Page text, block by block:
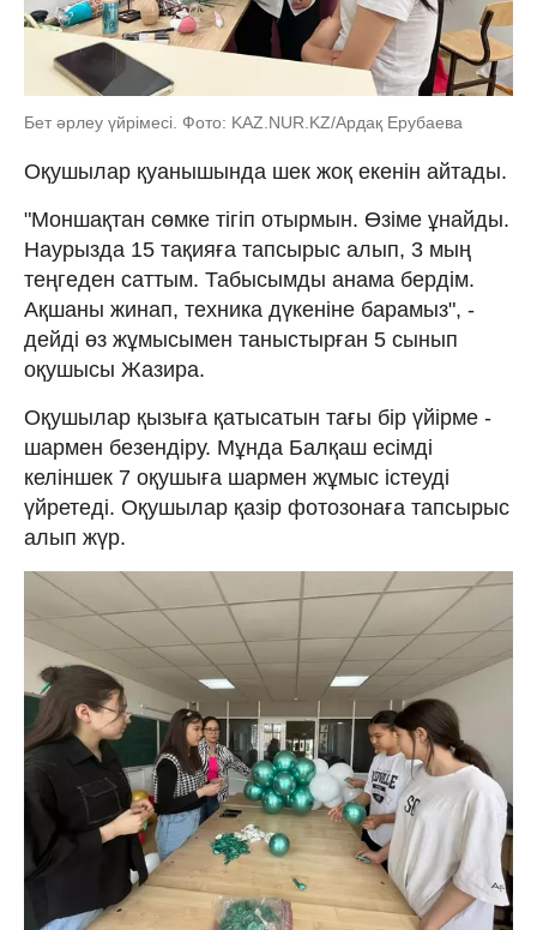
Бет әрлеу үйрімесі. Фото: KAZ.NUR.KZ/Ардақ Ерубаева
Оқушылар қуанышында шек жоқ екенін айтады.
"Моншақтан сөмке тігіп отырмын. Өзіме ұнайды.
Наурызда 15 тақияға тапсырыс алып, 3 мың
теңгеден саттым. Табысымды анама бердім.
Ақшаны жинап, техника дүкеніне барамыз", -
дейді өз жұмысымен таныстырған 5 сынып
оқушысы Жазира.
Оқушылар қызыға қатысатын тағы бір үйірме -
шармен безендіру. Мұнда Балқаш есімді
келіншек 7 оқушыға шармен жұмыс істеуді
үйретеді. Оқушылар қазір фотозонаға тапсырыс
алып жүр.